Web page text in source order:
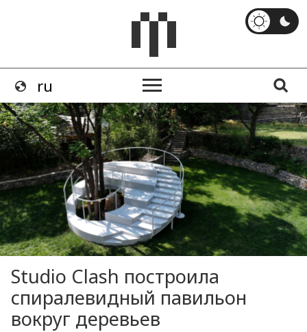
Studio Clash построила
спиралевидный павильон
вокруг деревьев